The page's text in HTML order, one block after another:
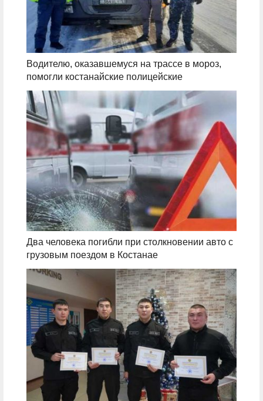
Водителю, оказавшемуся на трассе в мороз,
помогли костанайские полицейские
Два человека погибли при столкновении авто с
грузовым поездом в Костанае